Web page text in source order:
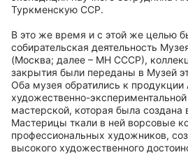
Туркменскую ССР.
В это же время и с этой же целью
собирательская деятельность
(Москва; далее – МН СССР),
закрытия были переданы в Музей
Оба музея обратились к
художественно-
мастерской, которая была создана
Мастерицы ткали в ней ворсовые
профессиональных художников,
высокого художественного